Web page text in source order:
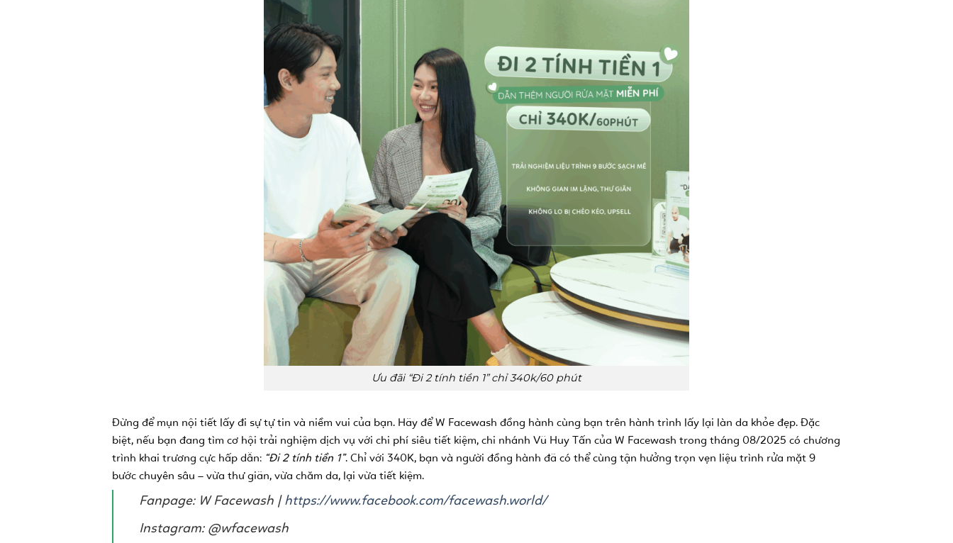
Ưu đãi “Đi 2 tính tiền 1” chỉ 340k/60 phút
Đừng để mụn nội tiết lấy đi sự tự tin và niềm vui của bạn. Hãy để W Facewash đồng hành cùng bạn trên hành trình lấy lại làn da khỏe đẹp. Đặc
biệt, nếu bạn đang tìm cơ hội trải nghiệm dịch vụ với chi phí siêu tiết kiệm, chi nhánh Vũ Huy Tấn của W Facewash trong tháng 08/2025 có chương
trình khai trương cực hấp dẫn: “Đi 2 tính tiền 1”. Chỉ với 340K, bạn và người đồng hành đã có thể cùng tận hưởng trọn vẹn liệu trình rửa mặt 9
bước chuyên sâu – vừa thư giãn, vừa chăm da, lại vừa tiết kiệm.
Fanpage: W Facewash |https://www.facebook.com/facewash.world/
Instagram: @wfacewash